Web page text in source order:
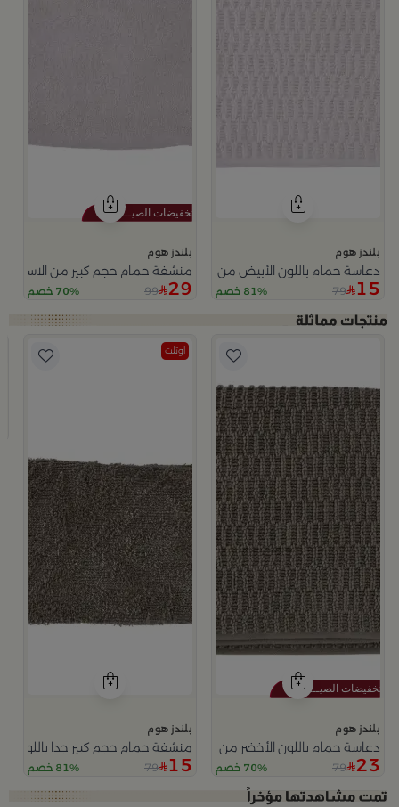
بلندز هوم
دعاسة حمام باللون الأبيض من الاسكا
15
79 81% خصم
بلندز هوم
منشفة حمام حجم كبير من الاسكا
29
99 70% خصم
بلندز هوم
دعاسة حمام باللون الأخضر من سيرافينا
23
79 70% خصم
اوتلت
بلندز هوم
منشفة حمام حجم كبير جدا باللون
15
79 81% خصم